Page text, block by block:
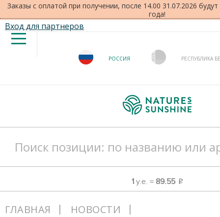
Заказы с оплатой при получении, после 14.00 31.07.2026
года!
Вход для партнеров
РОССИЯ РЕСПУБЛИКА
1 у.е. = 89.55 o
ГЛАВНАЯ
НОВОСТИ